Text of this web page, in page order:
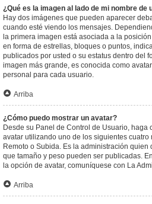
¿Qué es la imagen al lado de mi nombre de
Hay dos imágenes que pueden aparecer
cuando esté viendo los mensajes.
la primera imagen está asociada a la
en forma de estrellas, bloques o puntos,
publicados por usted o su estatus dentro del
imagen más grande, es conocida como
personal para cada usuario.
Arriba
¿Cómo puedo mostrar un avatar?
Desde su Panel de Control de Usuario, haga
avatar utilizando uno de los siguientes cuatro
Remoto o Subida. Es la administración
que tamaño y peso pueden ser publicadas.
la opción de avatar, comuníquese con La
Arriba